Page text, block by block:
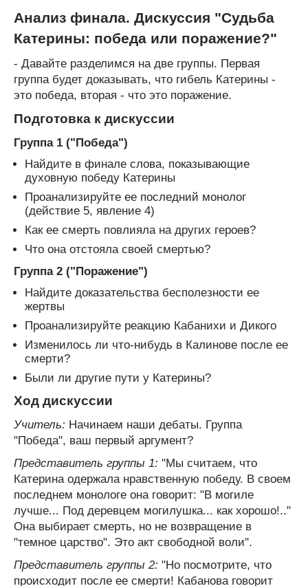
Анализ финала. Дискуссия "Судьба
Катерины: победа или поражение?"
- Давайте разделимся на две группы. Первая
группа будет доказывать, что гибель Катерины -
это победа, вторая - что это поражение.
Подготовка к дискуссии
Группа 1 ("Победа")
Найдите в финале слова, показывающие
духовную победу Катерины
Проанализируйте ее последний монолог
(действие 5, явление 4)
Как ее смерть повлияла на других героев?
Что она отстояла своей смертью?
Группа 2 ("Поражение")
Найдите доказательства бесполезности ее
жертвы
Проанализируйте реакцию Кабанихи и Дикого
Изменилось ли что-нибудь в Калинове после ее
смерти?
Были ли другие пути у Катерины?
Ход дискуссии
Учитель: Начинаем наши дебаты. Группа
"Победа", ваш первый аргумент?
Представитель группы 1: "Мы считаем, что
Катерина одержала нравственную победу. В своем
последнем монологе она говорит: "В могиле
лучше... Под деревцем могилушка... как хорошо!.."
Она выбирает смерть, но не возвращение в
"темное царство". Это акт свободной воли".
Представитель группы 2: "Но посмотрите, что
происходит после ее смерти! Кабанова говорит